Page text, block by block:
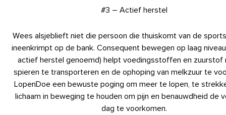
#3 – Actief herstel
Wees alsjeblieft niet die persoon die thuiskomt van de
ineenkrimpt op de bank. Consequent bewegen op laag
actief herstel genoemd) helpt voedingsstoffen en zuurstof
spieren te transporteren en de ophoping van melkzuur te
LopenDoe een bewuste poging om meer te lopen, te
lichaam in beweging te houden om pijn en benauwdheid de
dag te voorkomen.